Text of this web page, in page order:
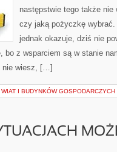
następstwie tego także
czy jaką pożyczkę
jednak okazuje, dziś nie
bo z wsparciem są w stanie
nie wiesz, […]
I BUDYNKÓW GOSPODARCZYCH